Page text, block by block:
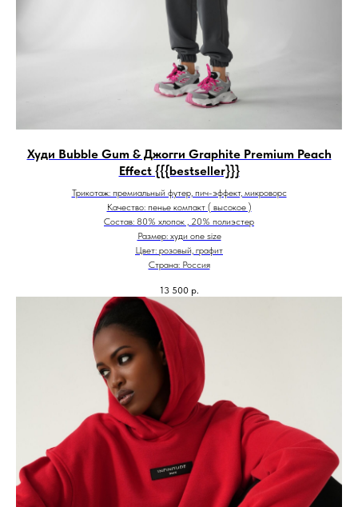
Худи Bubble Gum & Джогги Graphite Premium Peach
Effect {{{bestseller}}}
Трикотаж: премиальный футер, пич-эффект, микроворс
Качество: пенье компакт ( высокое )
Состав: 80% хлопок , 20% полиэстер
Размер: худи one size
Цвет: розовый, графит
Страна: Россия
13 500 р.